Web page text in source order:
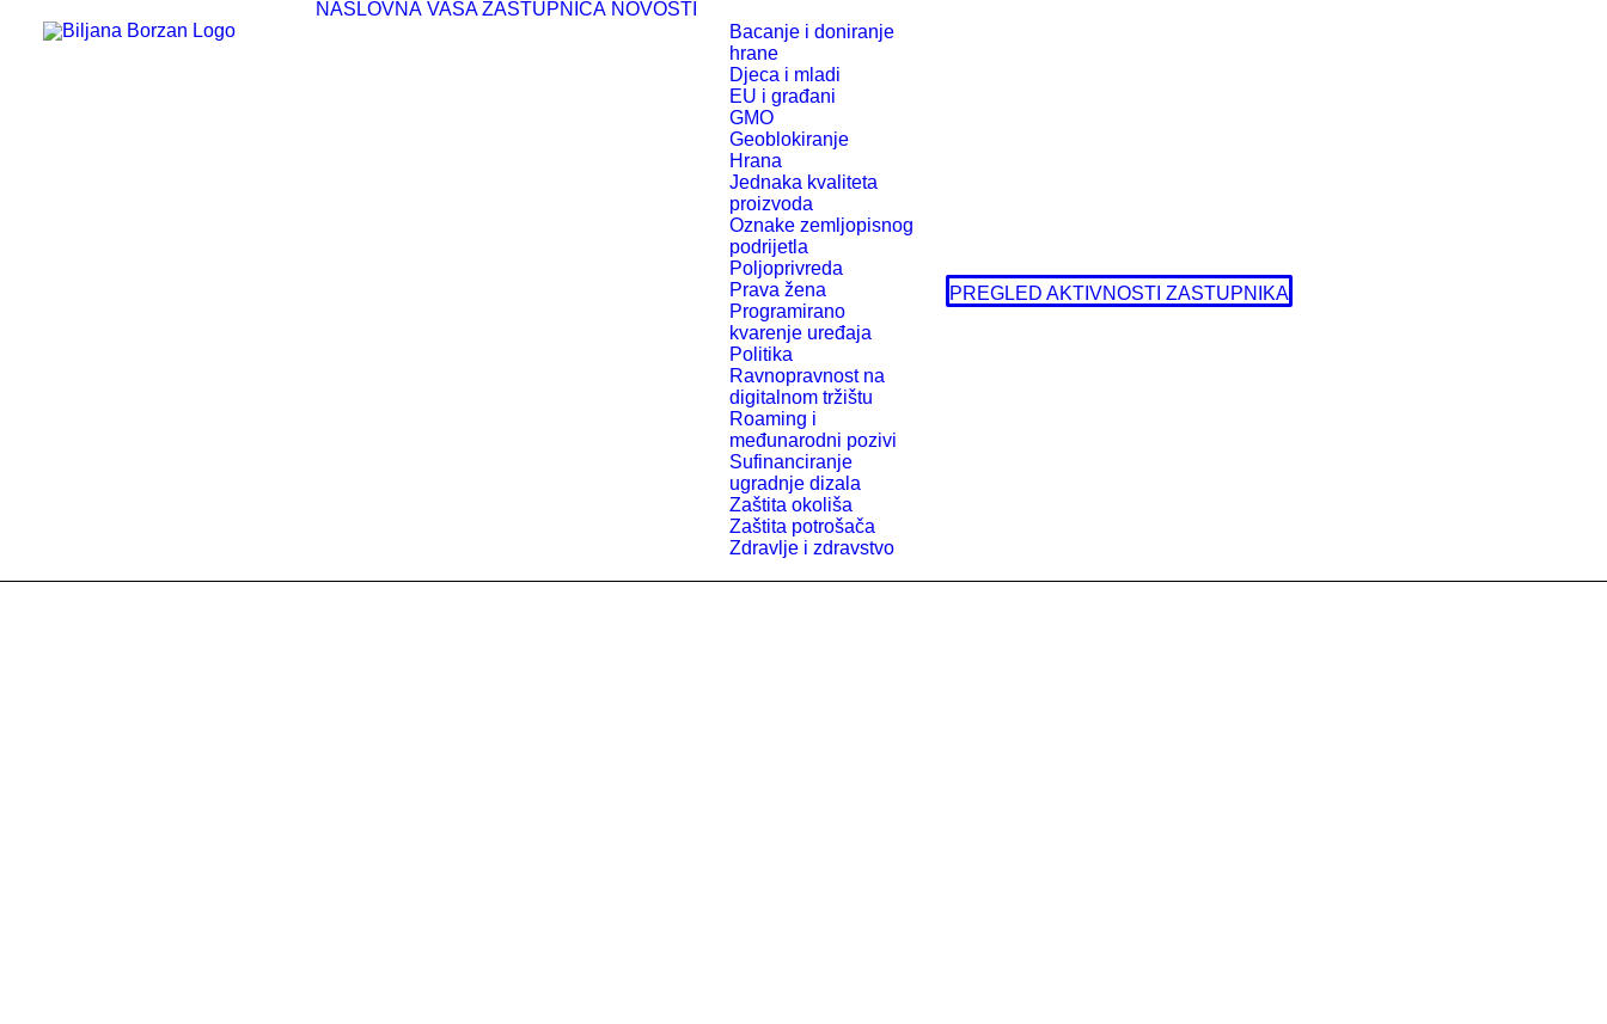
NASLOVNA VAŠA ZASTUPNICA NOVOSTI
Bacanje i doniranje
hrane
Djeca i mladi
EU i građani
GMO
Geoblokiranje
Hrana
Jednaka kvaliteta
proizvoda
Oznake zemljopisnog
podrijetla
Poljoprivreda
Prava žena
Programirano
kvarenje uređaja
Politika
Ravnopravnost na
digitalnom tržištu
Roaming i
međunarodni pozivi
Sufinanciranje
ugradnje dizala
Zaštita okoliša
Zaštita potrošača
Zdravlje i zdravstvo
PREGLED AKTIVNOSTI ZASTUPNIKA